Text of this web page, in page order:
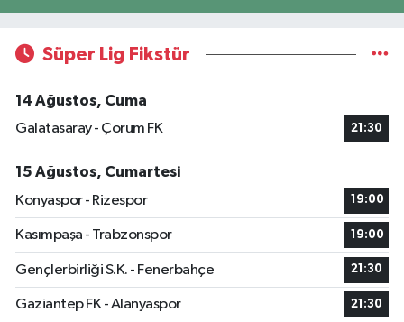
Süper Lig Fikstür
14 Ağustos, Cuma
Galatasaray - Çorum FK
21:30
15 Ağustos, Cumartesi
Konyaspor - Rizespor
19:00
Kasımpaşa - Trabzonspor 19:00
Gençlerbirliği S.K. - Fenerbahçe 21:30
Gaziantep FK - Alanyaspor 21:30